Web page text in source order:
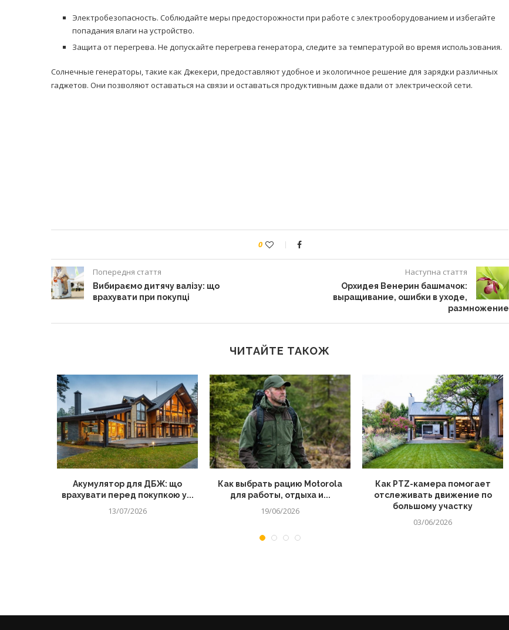
Электробезопасность. Соблюдайте меры предосторожности при работе с электрооборудованием и избегайте
попадания влаги на устройство.
Защита от перегрева. Не допускайте перегрева генератора, следите за температурой во время использования.
Солнечные генераторы, такие как Джекери, предоставляют удобное и экологичное решение для зарядки различных
гаджетов. Они позволяют оставаться на связи и оставаться продуктивным даже вдали от электрической сети.
0
Попередня стаття
Вибираємо дитячу валізу: що
врахувати при покупці
Наступна стаття
Орхидея Венерин башмачок:
выращивание, ошибки в уходе,
размножение
ЧИТАЙТЕ ТАКОЖ
Акумулятор для ДБЖ: що
врахувати перед покупкою у...
13/07/2026
Как выбрать рацию Motorola
для работы, отдыха и...
19/06/2026
Как PTZ-камера помогает
отслеживать движение по
большому участку
03/06/2026